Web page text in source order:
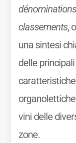
dénominations
classements,
una sintesi
delle principali
caratteristiche
vini delle
zone.